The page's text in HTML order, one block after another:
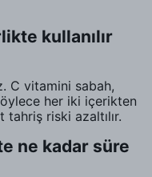
kullanılır
C vitamini sabah,
her iki içerikten
riski azaltılır.
ne kadar süre